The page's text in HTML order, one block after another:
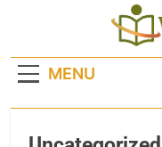
inhoud MENU